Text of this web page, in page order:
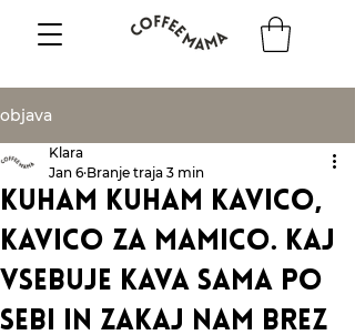
objava
kuham kuham kavico,
kavico za mamico. kaj
vsebuje kava sama po
sebi in zakaj nam brez
Klara
Jan 6 Branje traja 3 min